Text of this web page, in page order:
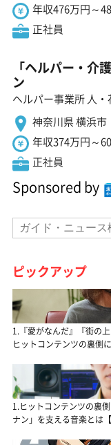
年収476万円～
正社員
「ヘルパー・介
ン
ヘルパー事業所 人・
神奈川県 横浜市
年収374万円～
正社員
Sponsored by
ピックアップ
1.『愛がなんだ』『街の
ヒットコンテンツの裏側
1.ヒットコンテンツの裏
ナン」を支える音楽とは【